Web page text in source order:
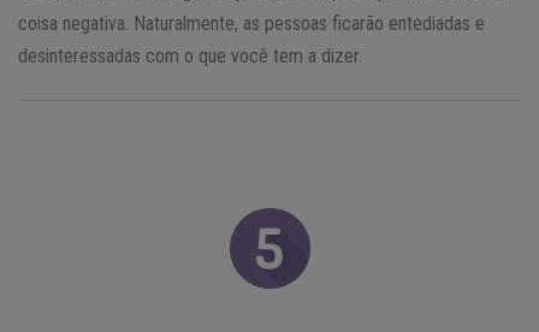
coisa negativa. Naturalmente, as pessoas ficarão entediadas e
desinteressadas com o que você tem a dizer.